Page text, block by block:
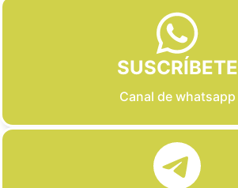
SUSCRÍBETE
Canal de whatsapp